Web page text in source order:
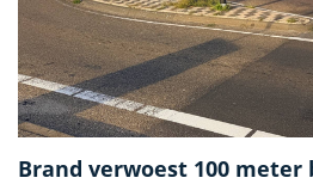
Brand verwoest 100 meter